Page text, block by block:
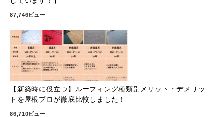
87,746ビュー
【新築時に役立つ】ルーフィング種類別メリット・デメリッ
トを屋根プロが徹底比較しました！
86,710ビュー